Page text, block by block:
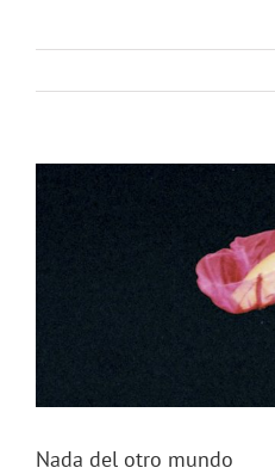
Nada del otro mundo